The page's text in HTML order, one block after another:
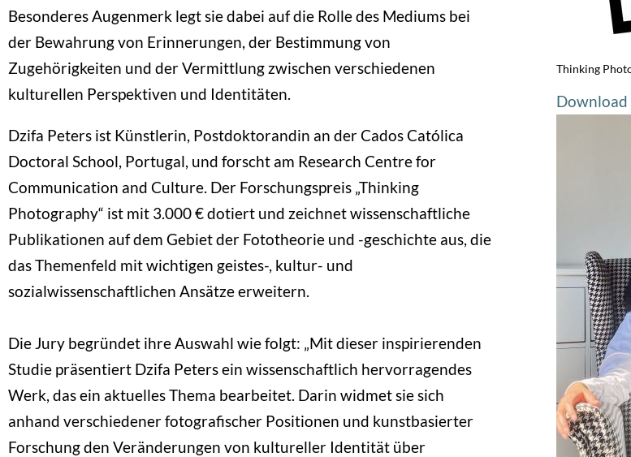
Besonderes Augenmerk legt sie dabei auf die Rolle des Mediums bei
der Bewahrung von Erinnerungen, der Bestimmung von
Zugehörigkeiten und der Vermittlung zwischen verschiedenen
kulturellen Perspektiven und Identitäten.
Dzifa Peters ist Künstlerin, Postdoktorandin an der Cados Católica
Doctoral School, Portugal, und forscht am Research Centre for
Communication and Culture. Der Forschungspreis „Thinking
Photography“ ist mit 3.000 € dotiert und zeichnet wissenschaftliche
Publikationen auf dem Gebiet der Fototheorie und -geschichte aus, die
das Themenfeld mit wichtigen geistes-, kultur- und
sozialwissenschaftlichen Ansätze erweitern.
Die Jury begründet ihre Auswahl wie folgt: „Mit dieser inspirierenden
Studie präsentiert Dzifa Peters ein wissenschaftlich hervorragendes
Werk, das ein aktuelles Thema bearbeitet. Darin widmet sie sich
anhand verschiedener fotografischer Positionen und kunstbasierter
Forschung den Veränderungen von kultureller Identität über
Thinking
Download